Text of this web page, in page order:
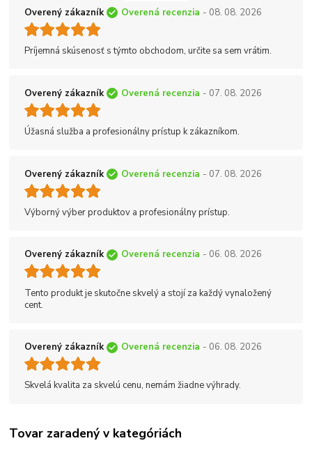
Overený zákazník Overená recenzia - 08. 08. 2026
Príjemná skúsenosť s týmto obchodom, určite sa sem vrátim.
Overený zákazník Overená recenzia - 07. 08. 2026
Úžasná služba a profesionálny prístup k zákazníkom.
Overený zákazník Overená recenzia - 07. 08. 2026
Výborný výber produktov a profesionálny prístup.
Overený zákazník Overená recenzia - 06. 08. 2026
Tento produkt je skutočne skvelý a stojí za každý vynaložený
cent.
Overený zákazník Overená recenzia - 06. 08. 2026
Skvelá kvalita za skvelú cenu, nemám žiadne výhrady.
Tovar zaradený v kategóriách